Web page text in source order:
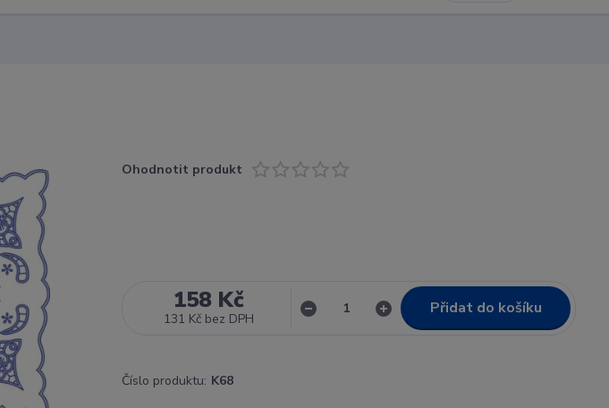
Ohodnotit produkt
158 Kč
131 Kč bez DPH
Přidat do košíku
Číslo produktu: K68